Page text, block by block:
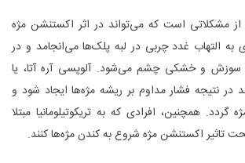
از مشکلاتی است که می‌تواند در اثر اکستنشن مژه
به التهاب غدد چربی در لبه پلک‌ها می‌انجامد و در
سوزش و خشکی چشم می‌شود. آلوپسی آره آتا، یا
در نتیجه فشار مداوم بر ریشه مژه‌ها ایجاد شود و
همچنین، افرادی که به تریکوتیلومانیا مبتلا
اکستنشن مژه شروع به کندن مژه‌ها کنند.